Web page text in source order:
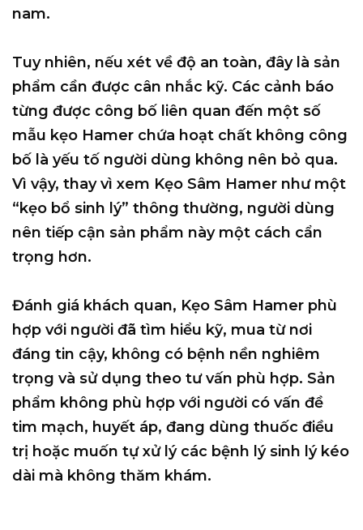
nam.
Tuy nhiên, nếu xét về độ an toàn, đây là sản
phẩm cần được cân nhắc kỹ. Các cảnh báo
từng được công bố liên quan đến một số
mẫu kẹo Hamer chứa hoạt chất không công
bố là yếu tố người dùng không nên bỏ qua.
Vì vậy, thay vì xem Kẹo Sâm Hamer như một
“kẹo bổ sinh lý” thông thường, người dùng
nên tiếp cận sản phẩm này một cách cẩn
trọng hơn.
Đánh giá khách quan, Kẹo Sâm Hamer phù
hợp với người đã tìm hiểu kỹ, mua từ nơi
đáng tin cậy, không có bệnh nền nghiêm
trọng và sử dụng theo tư vấn phù hợp. Sản
phẩm không phù hợp với người có vấn đề
tim mạch, huyết áp, đang dùng thuốc điều
trị hoặc muốn tự xử lý các bệnh lý sinh lý kéo
dài mà không thăm khám.